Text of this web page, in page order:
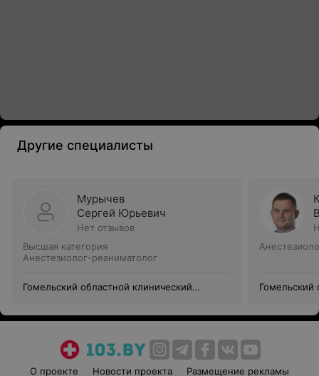
Другие специалисты
Мурычев
Сергей Юрьевич
Нет отзывов
Высшая категория
Анестезиолог-реаниматолог
Гомельский областной клинический
Гомельский
О проекте Новости проекта Размещение рекламы